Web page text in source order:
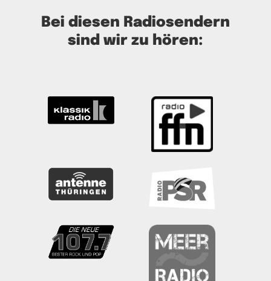
Bei diesen Radiosendern
sind wir zu hören: